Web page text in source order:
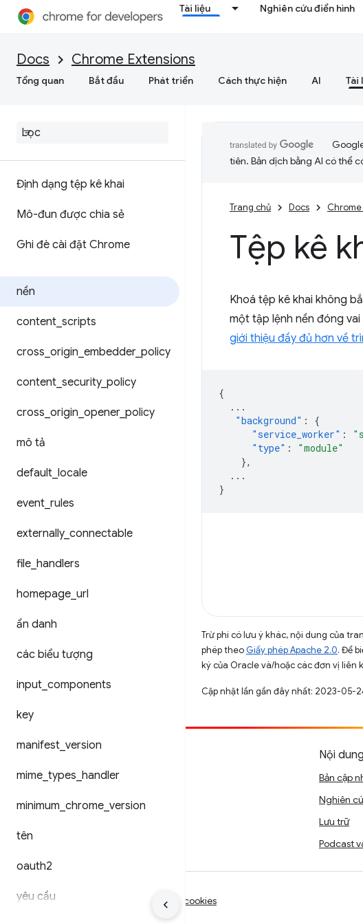
Tài liệu Nghiên cứu điển hình
Docs Chrome Extensions
Tổng quan Bắt đầu Phát triển Cách thực hiện AI Tài
Định dạng tệp kê khai
Mô-đun được chia sẻ
Ghi đè cài đặt Chrome
nền
content scripts
cross origin embedder_ policy
content security_ policy
cross origin opener_ policy
mô tả
default locale
event rules
externally_ connectable
file handlers
homepage url
ẩn danh
các biểu tượng
input components
key
manifest version
mime types handler
minimum chrome version
tên
oauth2
yêu cầu
tiên. Bản dịch bằng AI có thể
Trang chủ Docs
Tệp kê
Khoá tệp kê khai không
một tập lệnh nền đóng
giới thiệu đầy đủ hơn về
{
...
"background" :
{
"service_worker" :
"type" :
"module"
},
...
}
Trừ phi có lưu ý khác, nội dung của
phép theo Giấy phép Apache 2.0. Để
ký của Oracle và/hoặc các đơn vị liên
Cập nhật lần gần đây nhất: 2023-05-
Đóng góp
Báo cáo lỗi
Xem các sự cố mở
Nội
Bản cập
Nghiên
Lưu trữ
Podcast
Điều khoản Manage cookies